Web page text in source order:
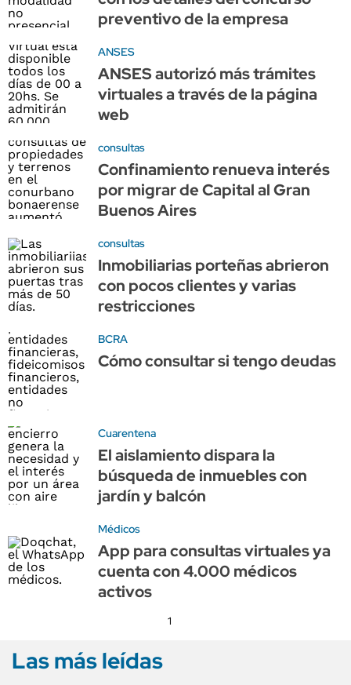
preventivo de la empresa
ANSES
ANSES autorizó más trámites
virtuales a través de la página
web
consultas
Confinamiento renueva interés
por migrar de Capital al Gran
Buenos Aires
consultas
Inmobiliarias porteñas abrieron
con pocos clientes y varias
restricciones
BCRA
Cómo consultar si tengo deudas
Cuarentena
El aislamiento dispara la
búsqueda de inmuebles con
jardín y balcón
Médicos
App para consultas virtuales ya
cuenta con 4.000 médicos
activos
1
Las más leídas